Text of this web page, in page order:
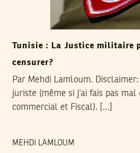
Tunisie : La Justice militaire
censurer?
Par Mehdi Lamloum. Disclaimer:
juriste (même si j’ai fais pas mal
commercial et Fiscal). […]
MEHDI LAMLOUM